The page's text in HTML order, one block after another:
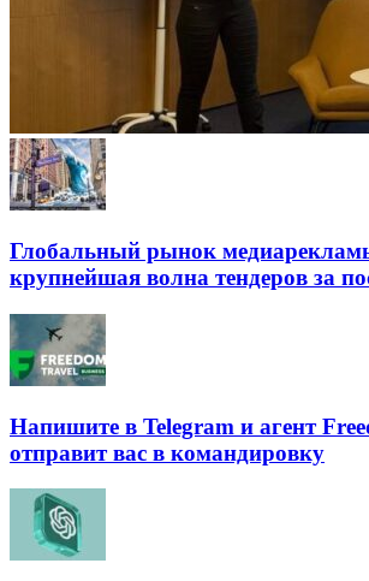
Глобальный рынок
крупнейшая волна тендеров за
Напишите в Telegram и агент
отправит вас в командировку